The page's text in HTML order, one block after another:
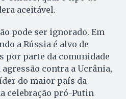
aceitável.
pode ser ignorado. Em
a Rússia é alvo de
por parte da comunidade
contra a Ucrânia,
do maior país da
celebração pró-Putin